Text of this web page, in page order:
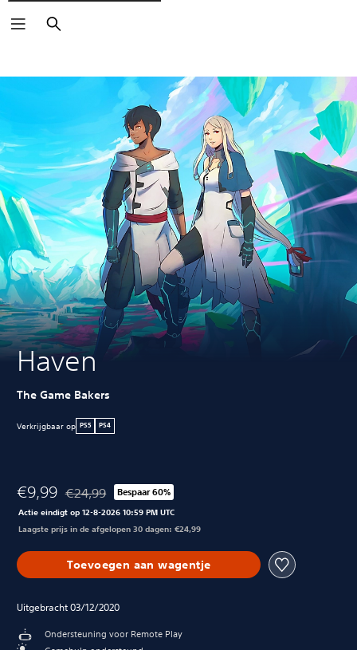
Zoeken
Haven
The Game Bakers
Verkrijgbaar op PS5 PS4
€9,99 Korting ten opzichte van de oorspronkelijke prijs van
€24,99 Bespaar 60%
Actie eindigt op 12-8-2026 10:59 PM UTC
Laagste prijs in de afgelopen 30 dagen: €24,99
Toevoegen aan wagentje
Uitgebracht 03/12/2020
Ondersteuning voor Remote Play